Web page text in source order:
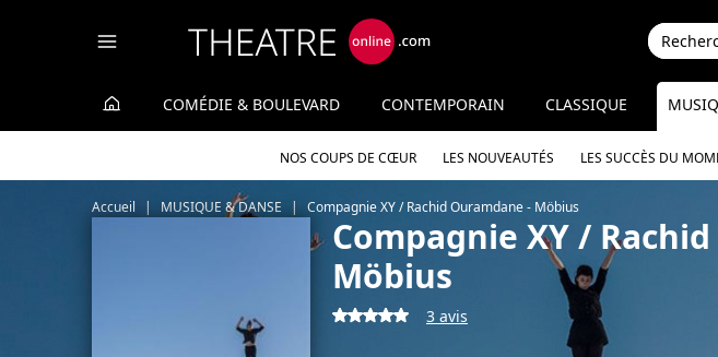
COMÉDIE & BOULEVARD CONTEMPORAIN CLASSIQUE
NOS COUPS DE CŒUR LES NOUVEAUTÉS LES SUCCÈS DU
Accueil MUSIQUE & DANSE Compagnie XY / Rachid Ouramdane - Möbius
Compagnie XY /
Möbius
3 avis